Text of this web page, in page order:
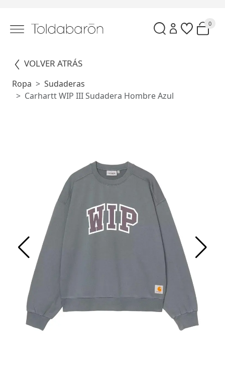
0
VOLVER ATRÁS
Ropa
Sudaderas
Carhartt WIP III Sudadera Hombre Azul